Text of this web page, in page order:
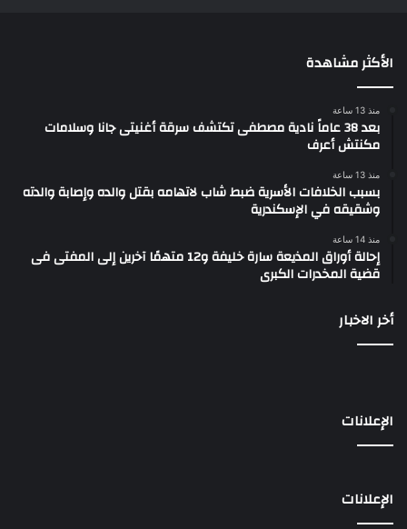
الأكثر مشاهدة
منذ 13 ساعة
بعد 38 عاماً نادية مصطفى تكتشف سرقة أغنيتى جانا وسلامات
مكنتش أعرف
منذ 13 ساعة
بسبب الخلافات الأسرية ضبط شاب لاتهامه بقتل والده وإصابة والدته
وشقيقه في الإسكندرية
منذ 14 ساعة
إحالة أوراق المذيعة سارة خليفة و12 متهمًا آخرين إلى المفتى فى
قضية المخدرات الكبرى
أخر الاخبار
الإعلانات
الإعلانات